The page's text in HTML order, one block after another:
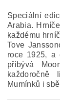
Speciální
Arabia.
každému
Tove
roce 1925, a
přibývá
Mumínků i